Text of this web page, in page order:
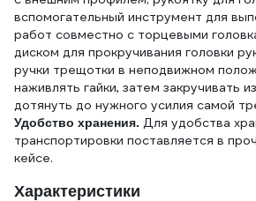
вспомогательный инструмент для
работ совместно с торцевыми
диском для прокручивания головки
ручки трещотки в неподвижном
наживлять гайки, затем закручивать
дотянуть до нужного усилия самой
Удобство хранения. Для удобства
транспортировки поставляется в
кейсе.
Характеристики